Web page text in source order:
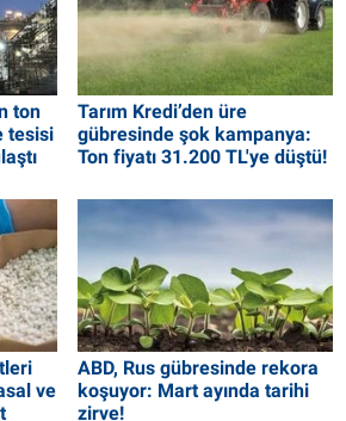
ton
tesisi
Tarım Kredi’den üre
gübresinde şok kampanya:
Ton fiyatı 31.200 TL'ye düştü!
ve
ABD, Rus gübresinde rekora
koşuyor: Mart ayında tarihi
zirve!